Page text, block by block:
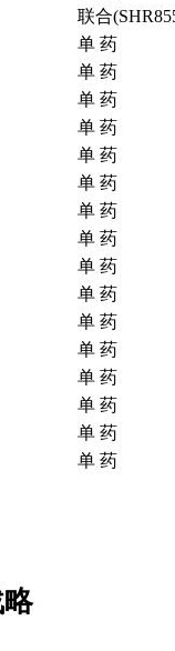
联合
单 药
单 药
单 药
单 药
单 药
单 药
单 药
单 药
单 药
单 药
单 药
单 药
单 药
单 药
单 药
单 药